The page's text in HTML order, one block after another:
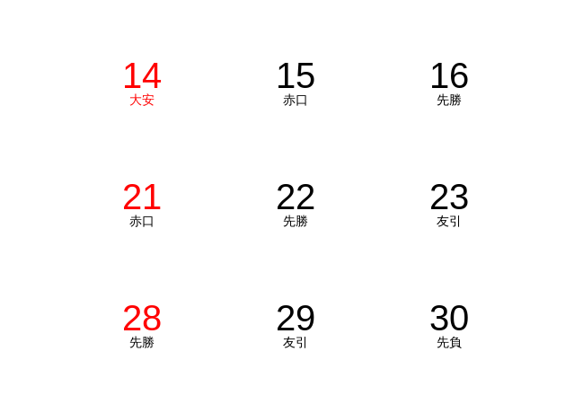
14
大安
15
赤口
16
先勝
21
赤口
22
先勝
23
友引
28
先勝
29
友引
30
先負